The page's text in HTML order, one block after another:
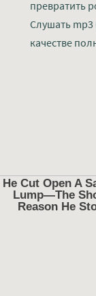
превратить
Слушать mp3
качестве